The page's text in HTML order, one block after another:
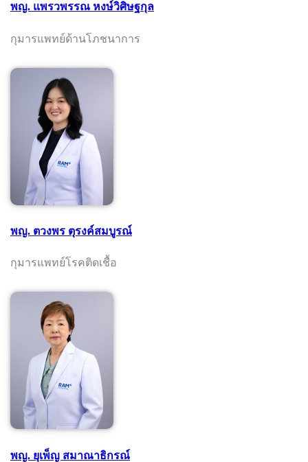
พญ. แพรวพรรณ หงษ์วิศิษฐกุล
กุมารแพทย์ด้านโภชนาการ
พญ. ตวงพร ตุรงค์สมบูรณ์
กุมารแพทย์โรคติดเชื้อ
พญ. ยุเพ็ญ สมาณาธิกรณ์